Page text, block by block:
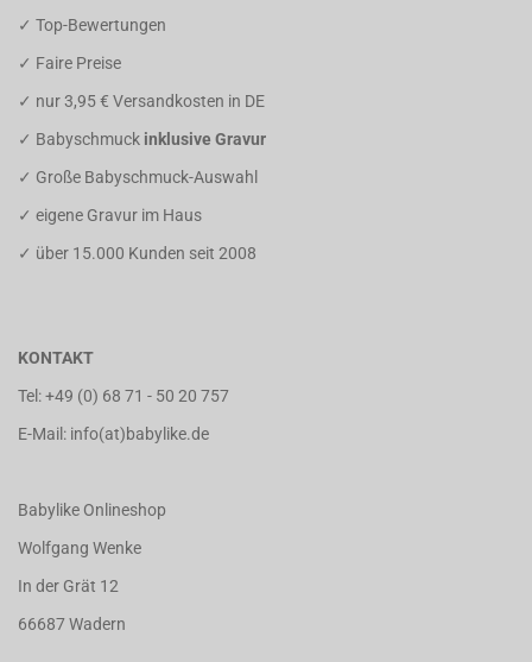
✓ Top-Bewertungen
✓ Faire Preise
✓ nur 3,95 € Versandkosten in DE
✓ Babyschmuck inklusive Gravur
✓ Große Babyschmuck-Auswahl
✓ eigene Gravur im Haus
✓ über 15.000 Kunden seit 2008
KONTAKT
Tel:+49 (0) 68 71 - 50 20 757
E-Mail: info(at)babylike.de
Babylike Onlineshop
Wolfgang Wenke
In der Grät 12
66687 Wadern